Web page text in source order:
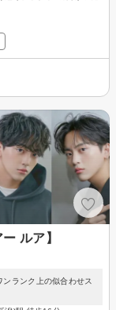
ルア】
ランク上の似合わせス